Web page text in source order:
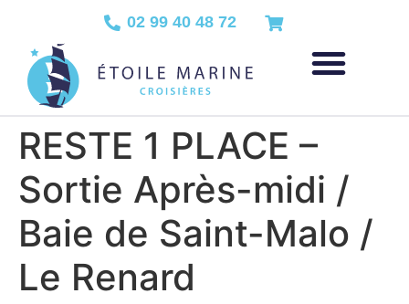
02 99 40 48 72
RESTE 1 PLACE –
Sortie Après-midi /
Baie de Saint-Malo /
Le Renard